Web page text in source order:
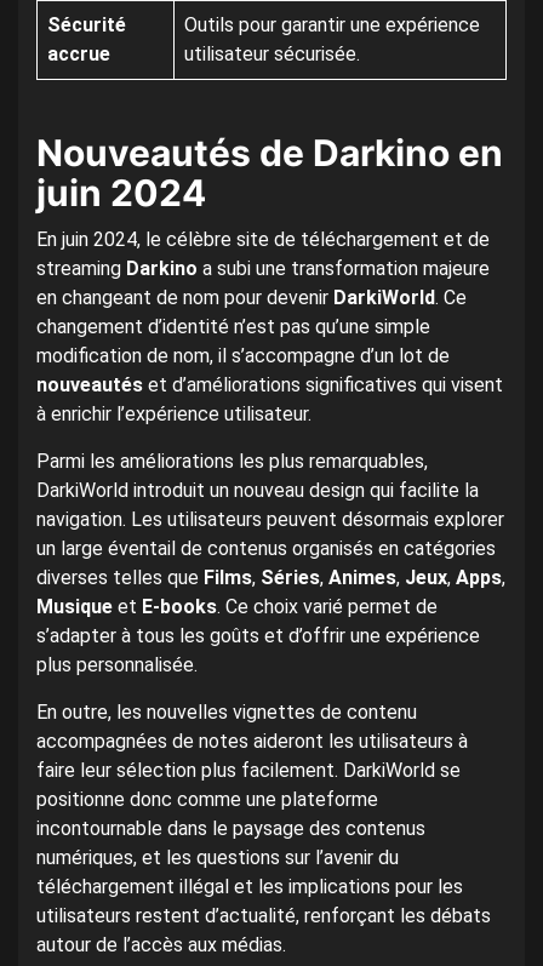
Sécurité
accrue
Outils pour garantir une expérience
utilisateur sécurisée.
Nouveautés de Darkino en
juin 2024
En juin 2024, le célèbre site de téléchargement et de
streaming Darkino a subi une transformation majeure
en changeant de nom pour devenir DarkiWorld. Ce
changement d’identité n’est pas qu’une simple
modification de nom, il s’accompagne d’un lot de
nouveautés et d’améliorations significatives qui visent
à enrichir l’expérience utilisateur.
Parmi les améliorations les plus remarquables,
DarkiWorld introduit un nouveau design qui facilite la
navigation. Les utilisateurs peuvent désormais explorer
un large éventail de contenus organisés en catégories
diverses telles que Films, Séries, Animes, Jeux, Apps,
Musique et E-books. Ce choix varié permet de
s’adapter à tous les goûts et d’offrir une expérience
plus personnalisée.
En outre, les nouvelles vignettes de contenu
accompagnées de notes aideront les utilisateurs à
faire leur sélection plus facilement. DarkiWorld se
positionne donc comme une plateforme
incontournable dans le paysage des contenus
numériques, et les questions sur l’avenir du
téléchargement illégal et les implications pour les
utilisateurs restent d’actualité, renforçant les débats
autour de l’accès aux médias.